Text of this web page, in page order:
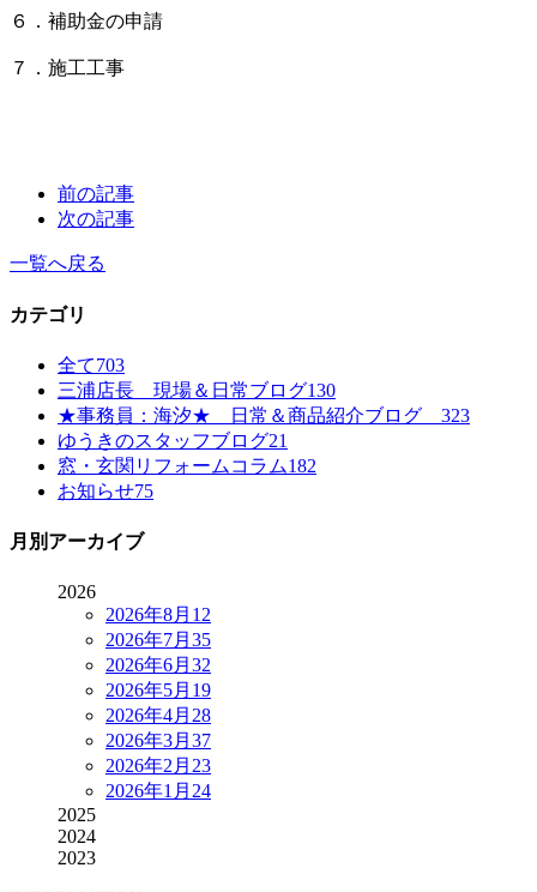
６．補助金の申請
７．施工工事
前の記事
次の記事
一覧へ戻る
カテゴリ
全て703
三浦店長 現場＆日常ブログ130
★事務員：海汐★ 日常＆商品紹介ブログ 323
ゆうきのスタッフブログ21
窓・玄関リフォームコラム182
お知らせ75
月別アーカイブ
2026
2026年8月 12
2026年7月 35
2026年6月 32
2026年5月 19
2026年4月 28
2026年3月 37
2026年2月 23
2026年1月 24
2025
2024
2023